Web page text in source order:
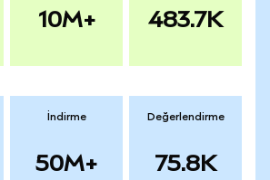
10M+ 483.7K
İndirme
50M+
Değerlendirme
75.8K